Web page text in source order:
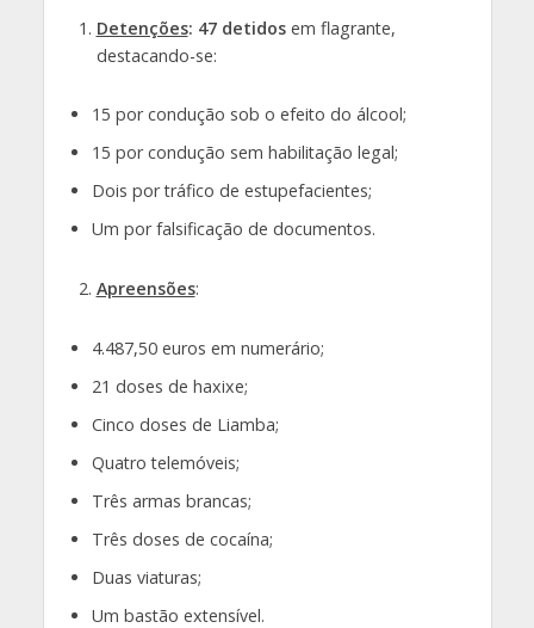
Detenções: 47 detidos em flagrante,
destacando-se:
15 por condução sob o efeito do álcool;
15 por condução sem habilitação legal;
Dois por tráfico de estupefacientes;
Um por falsificação de documentos.
Apreensões:
4.487,50 euros em numerário;
21 doses de haxixe;
Cinco doses de Liamba;
Quatro telemóveis;
Três armas brancas;
Três doses de cocaína;
Duas viaturas;
Um bastão extensível.